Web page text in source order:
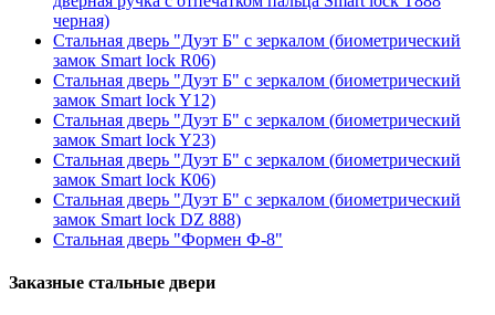
черная)
Стальная дверь "Дуэт Б" с зеркалом (биометрический
замок Smart lock R06)
Стальная дверь "Дуэт Б" с зеркалом (биометрический
замок Smart lock Y12)
Стальная дверь "Дуэт Б" с зеркалом (биометрический
замок Smart lock Y23)
Стальная дверь "Дуэт Б" с зеркалом (биометрический
замок Smart lock К06)
Стальная дверь "Дуэт Б" с зеркалом (биометрический
замок Smart lock DZ 888)
Стальная дверь "Формен Ф-8"
Заказные стальные двери